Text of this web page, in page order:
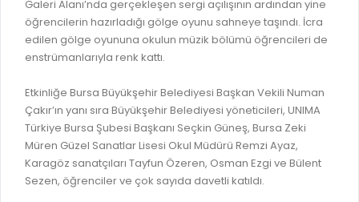
İMAR PLANI DEĞİŞİKLİKLERİ
UKOME TOPLANTILARI
FOTOĞRAF GALERİSİ
BURSA GÜNLÜĞÜ DERGİSİ
AYKOME KARARLARI
BURSA YAYINLARI
YÖNETİM SİSTEMLERİ
MEZARLIK BİLGİ SİSTEMİ
GENEL EVRAK KAYIT
BAĞLANTILAR
WEB - MOBIL UYGULAMALARIMIZ
KURUM İÇİ UYGULAMALAR
Galeri Alanı’nda gerçekleşen sergi açılışının ardından yine
öğrencilerin hazırladığı gölge oyunu sahneye taşındı. İcra
edilen gölge oyununa okulun müzik bölümü öğrencileri de
enstrümanlarıyla renk kattı.
Etkinliğe Bursa Büyükşehir Belediyesi Başkan Vekili Numan
Çakır’ın yanı sıra Büyükşehir Belediyesi yöneticileri, UNIMA
Türkiye Bursa Şubesi Başkanı Seçkin Güneş, Bursa Zeki
Müren Güzel Sanatlar Lisesi Okul Müdürü Remzi Ayaz,
Karagöz sanatçıları Tayfun Özeren, Osman Ezgi ve Bülent
Sezen, öğrenciler ve çok sayıda davetli katıldı.